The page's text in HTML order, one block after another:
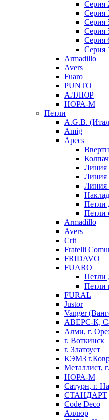
Серия
Серия
Серия
Серия
Серия
Серия
Armadillo
Avers
Fuaro
PUNTO
АЛЛЮР
НОРА-М
Петли
A.G.B.
Amig
Apecs
Линия
Линия
Линия
Петли
Петли
Armadillo
Avers
Crit
Fratelli
FRIDAVO
FUARO
Петли
Петли
FURAL
Justor
Vanger
АВЕРС-К,
Алми, г.
г. Воткинск
г. Златоуст
КЭМЗ
Металлист,
НОРА-М
Сатурн, г.
СТАНДАРТ
Code Deco
Аллюр